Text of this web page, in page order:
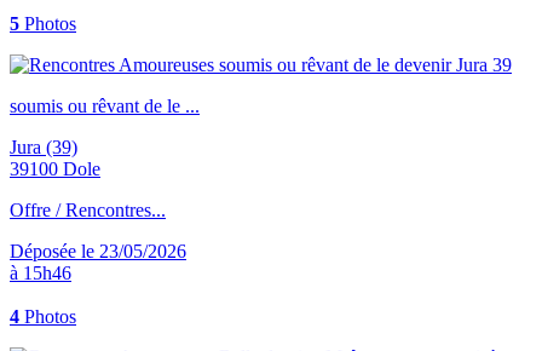
5 Photos
soumis ou rêvant de le ...
Jura (39)
39100 Dole
Offre / Rencontres...
Déposée le 23/05/2026
à 15h46
4 Photos